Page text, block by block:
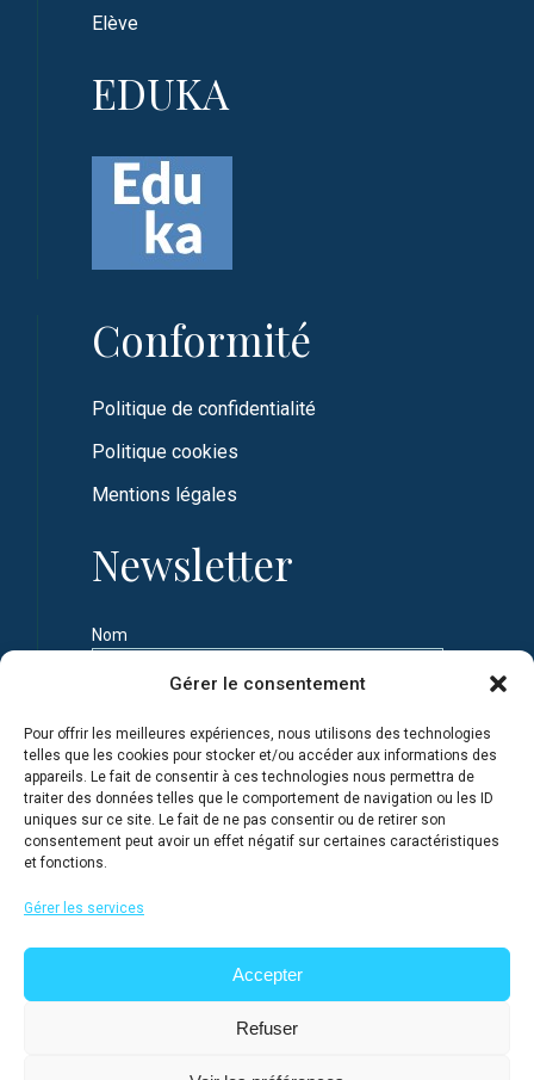
Gérer le consentement
Pour offrir les meilleures expériences, nous utilisons des technologies
telles que les cookies pour stocker et/ou accéder aux informations des
appareils. Le fait de consentir à ces technologies nous permettra de
traiter des données telles que le comportement de navigation ou les ID
uniques sur ce site. Le fait de ne pas consentir ou de retirer son
consentement peut avoir un effet négatif sur certaines caractéristiques
et fonctions.
Gérer les services
Accepter
Refuser
Elève
EDUKA
Conformité
Politique de confidentialité
Politique cookies
Mentions légales
Newsletter
Nom
Adresse e-mail
confidentialité du site